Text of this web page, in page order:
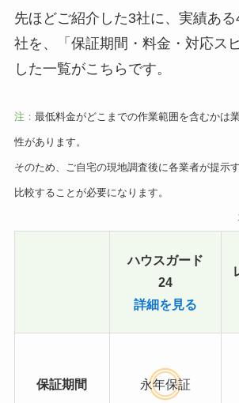
先ほどご紹介した3社に、実績あ
社を、「保証期間・料金・対応ス
した一覧がこちらです。
注： 最低料金がどこまでの作業範囲を含むかは
性があります。
そのため、ご自宅の現地調査後に各業者が提示
比較することが必要になります。
ハウスガード
24
詳細を見る
保証期間 永年保証